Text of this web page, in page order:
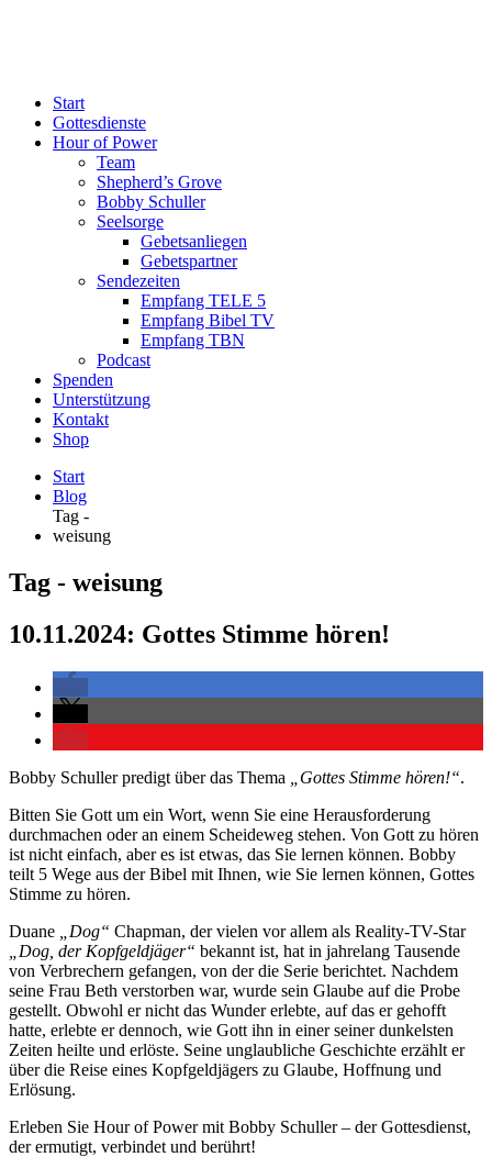
Start
Gottesdienste
Hour of Power
Team
Shepherd’s Grove
Bobby Schuller
Seelsorge
Gebetsanliegen
Gebetspartner
Sendezeiten
Empfang TELE 5
Empfang Bibel TV
Empfang TBN
Podcast
Spenden
Unterstützung
Kontakt
Shop
Start
Blog
Tag -
weisung
Tag - weisung
10.11.2024: Gottes Stimme hören!
Bobby Schuller predigt über das Thema „Gottes Stimme hören!“.
Bitten Sie Gott um ein Wort, wenn Sie eine Herausforderung
durchmachen oder an einem Scheideweg stehen. Von Gott zu hören
ist nicht einfach, aber es ist etwas, das Sie lernen können. Bobby
teilt 5 Wege aus der Bibel mit Ihnen, wie Sie lernen können, Gottes
Stimme zu hören.
Duane
„Dog“ Chapman, der vielen vor allem als Reality-TV-Star
„Dog, der Kopfgeldjäger“ bekannt ist, hat in jahrelang Tausende
von Verbrechern gefangen, von der die Serie berichtet. Nachdem
seine Frau Beth verstorben war, wurde sein Glaube auf die Probe
gestellt. Obwohl er nicht das Wunder erlebte, auf das er gehofft
hatte, erlebte er dennoch, wie Gott ihn in einer seiner dunkelsten
Zeiten heilte und erlöste. Seine unglaubliche Geschichte erzählt er
über die Reise eines Kopfgeldjägers zu Glaube, Hoffnung und
Erlösung.
Erleben Sie Hour of Power mit Bobby Schuller – der Gottesdienst,
der ermutigt, verbindet und berührt!